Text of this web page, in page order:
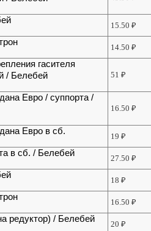
15.50₽
14.50₽
гасителя
/ Белебей
51₽
Евро / суппорта /
16.50₽
Евро в сб.
19₽
в сб. / Белебей
27.50₽
18₽
16.50₽
редуктор) / Белебей
20₽